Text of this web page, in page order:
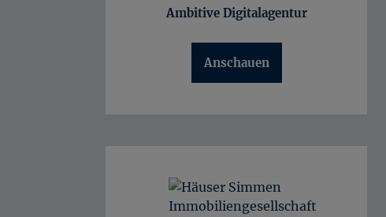
Ambitive Digitalagentur
Anschauen